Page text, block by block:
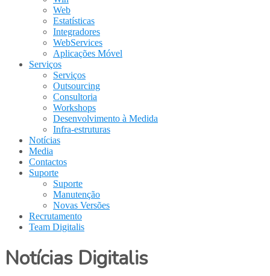
Web
Estatísticas
Integradores
WebServices
Aplicações Móvel
Serviços
Serviços
Outsourcing
Consultoria
Workshops
Desenvolvimento à Medida
Infra-estruturas
Notícias
Media
Contactos
Suporte
Suporte
Manutenção
Novas Versões
Recrutamento
Team Digitalis
Notícias Digitalis